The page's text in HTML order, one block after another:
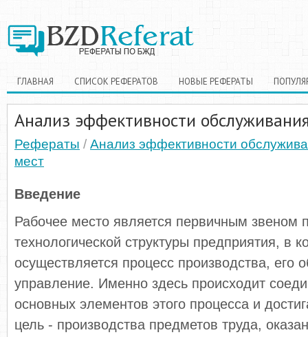
ГЛАВНАЯ СПИСОК РЕФЕРАТОВ НОВЫЕ РЕФЕРАТЫ
Анализ эффективности
Рефераты / Анализ эффективности
мест
Введение
Рабочее место является первичным звеном
технологической структуры предприятия, в
осуществляется процесс производства, его
управление. Именно здесь происходит
основных элементов этого процесса и
цель - производства предметов труда,